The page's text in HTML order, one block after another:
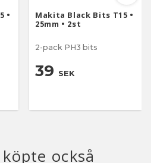
•
Makita Black Bits T15 •
25mm • 2st
2-pack PH3 bits
39 SEK
också